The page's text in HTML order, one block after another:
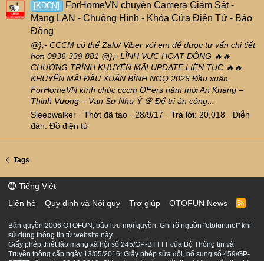
[KDCN]
ForHomeVN chuyên Camera Giám Sát -
Mạng LAN - Chuông Hình - Khóa Cửa Điện Tử - Báo
Động
@};- CCCM có thể Zalo/ Viber với em để được tư vấn chi tiết
hơn 0936 339 881 @};- LĨNH VỰC HOẠT ĐỘNG 🔥🔥
CHƯƠNG TRÌNH KHUYẾN MÃI UPDATE LIÊN TỤC 🔥🔥
KHUYẾN MÃI ĐẦU XUÂN BÍNH NGỌ 2026 Đầu xuân,
ForHomeVN kính chúc cccm OFers năm mới An Khang –
Thịnh Vượng – Vạn Sự Như Ý 🌸 Để tri ân cộng...
Sleepwalker
Thớt đã tạo 28/9/17 Trả lời: 20,018
Diễn
đàn: Đồ điện tử
Tags
Tiếng Việt
Liên hệ
Quy định và Nội quy Trợ giúp OTOFUN News
R
S
Bản quyền 2006 OTOFUN, bảo lưu mọi quyền. Ghi rõ nguồn "otofun.net" khi
sử dụng thông tin từ website này.
Giấy phép thiết lập mạng xã hội số 245/GP-BTTTT của Bộ Thông tin và
Truyền thông cấp ngày 13/05/2016; Giấy phép sửa đổi, bổ sung số 459/GP-